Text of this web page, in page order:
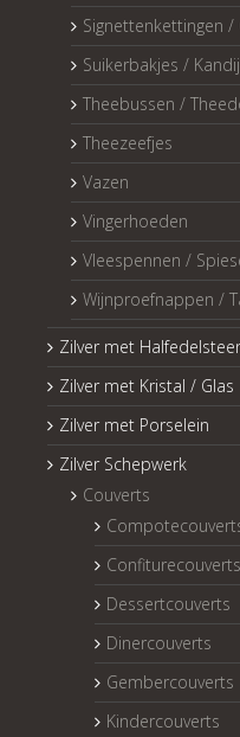
Signettenkettingen
Suikerbakjes /
Theebussen /
Theezeefjes
Vazen
Vingerhoeden
Vleespennen /
Wijnproefnappen /
Zilver met
Zilver met Kristal / Glas
Zilver met Porselein
Zilver Schepwerk
Couverts
Confiturecouverts
Dessertcouverts
Dinercouverts
Gembercouverts
Kindercouverts